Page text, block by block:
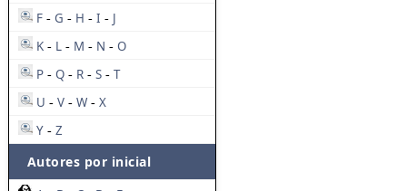
F - G - H - I - J
K - L - M - N - O
P - Q - R - S - T
U - V - W - X
Y - Z
Autores por inicial